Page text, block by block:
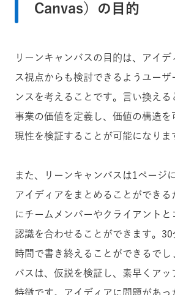
Canvas）の目的
リーンキャンバスの目的は、アイデ
ス視点からも検討できるようユーザ
ンスを考えることです。言い換え
事業の価値を定義し、価値の構造を
現性を検証することが可能になりま
また、リーンキャンバスは1ページ
アイディアをまとめることができる
にチームメンバーやクライアントと
認識を合わせることができます。
時間で書き終えることができるでし
バスは、仮説を検証し、素早くア
特徴です。アイディアに問題があっ